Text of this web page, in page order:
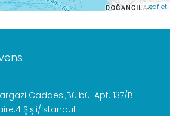
Leaflet
Caddesi,Bülbül Apt. 137/B
Şişli/İstanbul